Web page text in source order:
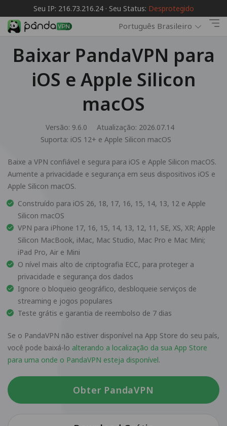
Seu IP: 216.73.216.24 · Seu Status: Desprotegido
Português Brasileiro
Baixar PandaVPN para
iOS e Apple Silicon
macOS
Versão: 9.6.0
Atualização: 2026.07.14
Suporta: iOS 12+ e Apple Silicon macOS
Baixe a VPN confiável e segura para iOS e Apple Silicon macOS.
Aumente a privacidade e segurança em seus dispositivos iOS e
Apple Silicon macOS.
Construído para iOS 26, 18, 17, 16, 15, 14, 13, 12 e Apple
Silicon macOS
VPN para iPhone 17, 16, 15, 14, 13, 12, 11, SE, XS, XR; Apple
Silicon MacBook, iMac, Mac Studio, Mac Pro e Mac Mini;
iPad Pro, Air e Mini
O nível mais alto de criptografia ECC, para proteger a
privacidade e segurança dos dados
Ignore o bloqueio geográfico, desbloqueie serviços de
streaming e jogos populares
Teste grátis e garantia de reembolso de 7 dias
Se o PandaVPN não estiver disponível na App Store do seu país,
você pode baixá-lo alterando a localização da sua App Store
para uma onde o PandaVPN esteja disponível.
Obter PandaVPN